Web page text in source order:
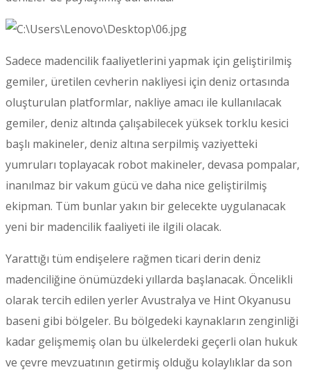
Sadece madencilik faaliyetlerini yapmak için geliştirilmiş
gemiler, üretilen cevherin nakliyesi için deniz ortasında
oluşturulan platformlar, nakliye amacı ile kullanılacak
gemiler, deniz altında çalışabilecek yüksek torklu kesici
başlı makineler, deniz altına serpilmiş vaziyetteki
yumruları toplayacak robot makineler, devasa pompalar,
inanılmaz bir vakum gücü ve daha nice geliştirilmiş
ekipman. Tüm bunlar yakın bir gelecekte uygulanacak
yeni bir madencilik faaliyeti ile ilgili olacak.
Yarattığı tüm endişelere rağmen ticari derin deniz
madenciliğine önümüzdeki yıllarda başlanacak. Öncelikli
olarak tercih edilen yerler Avustralya ve Hint Okyanusu
baseni gibi bölgeler. Bu bölgedeki kaynakların zenginliği
kadar gelişmemiş olan bu ülkelerdeki geçerli olan hukuk
ve çevre mevzuatının getirmiş olduğu kolaylıklar da son